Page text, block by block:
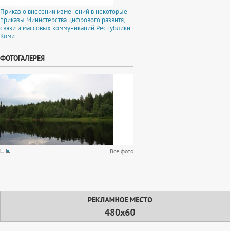
Приказ о внесении изменений в некоторые
приказы Министерства цифрового развитя,
связи и массовых коммуникаций Республики
Коми
ФОТОГАЛЕРЕЯ
Все фото